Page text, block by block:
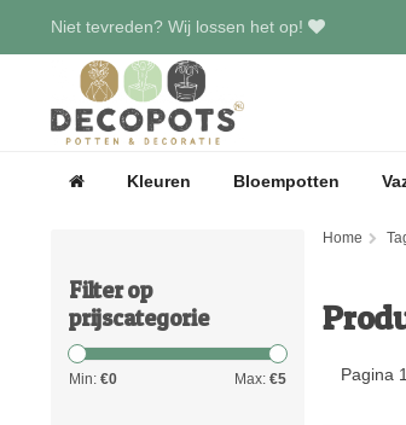
Niet tevreden? Wij lossen het op!
Kleuren Bloempotten
Filter op
prijscategorie
Min: €0 Max: €5
Home
Pagina